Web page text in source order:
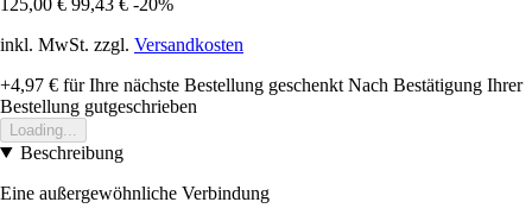
inkl. MwSt. zzgl. Versandkosten
+4,97 € für Ihre nächste Bestellung geschenkt Nach Bestätigung Ihrer
Bestellung gutgeschrieben
Loading...
Beschreibung
Eine außergewöhnliche Verbindung